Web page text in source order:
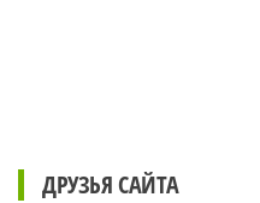
ДРУЗЬЯ САЙТА